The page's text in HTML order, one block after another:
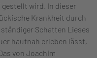
wird. In dieser
Krankheit durch
Schatten Lieses
hautnah erleben lässt,
von Joachim